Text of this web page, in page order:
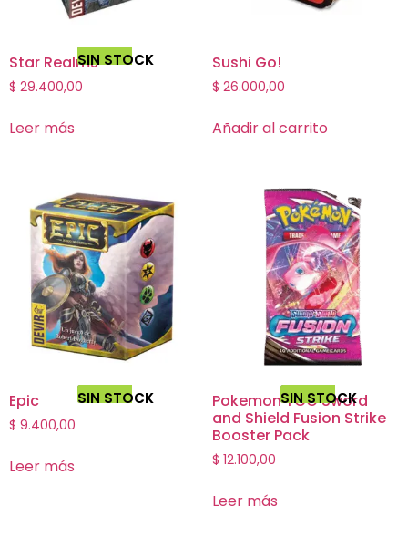
SIN STOCK
Star Realms
$ 29.400,00
Leer más
Sushi Go!
$ 26.000,00
Añadir al carrito
SIN STOCK
Epic
$ 9.400,00
Leer más
SIN STOCK
Pokemon TCG Sword
and Shield Fusion Strike
Booster Pack
$ 12.100,00
Leer más